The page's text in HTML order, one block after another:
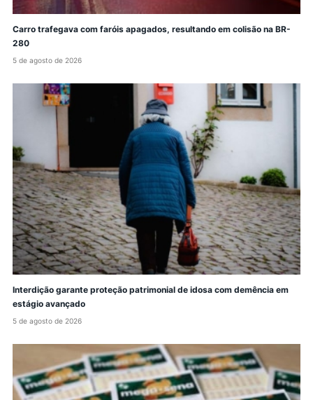
Carro trafegava com faróis apagados, resultando em colisão na BR-
280
5 de agosto de 2026
Interdição garante proteção patrimonial de idosa com demência em
estágio avançado
5 de agosto de 2026